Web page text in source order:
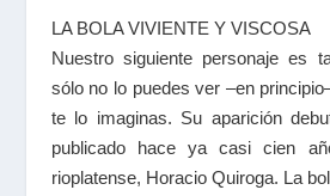
LA BOLA VIVIENTE Y VISCOSA
Nuestro siguiente personaje es
sólo no lo puedes ver –en
te lo imaginas. Su aparición
publicado hace ya casi cien
rioplatense, Horacio Quiroga. La